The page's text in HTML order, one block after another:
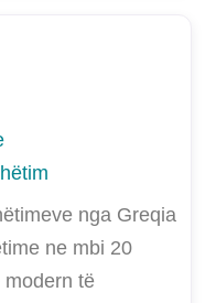
nga Greqia
ne mbi 20
modern të